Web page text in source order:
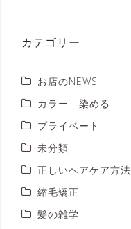
ブ
カテゴリー
お店のNEWS
カラー 染める
プライベート
未分類
正しいヘアケア方法
縮毛矯正
髪の雑学